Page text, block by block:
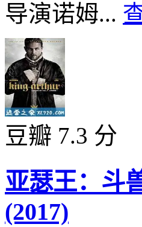
导演诺姆...
豆瓣 7.3 分
亚瑟王：斗
(2017)